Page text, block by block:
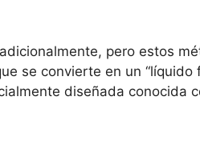
pero estos
se convierte en un “líquido
diseñada conocida